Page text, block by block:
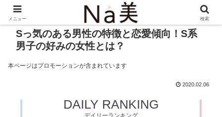
Sっ気のある男性の特徴と恋愛傾向！S系
男子の好みの女性とは？
本ページはプロモーションが含まれています
2020.02.06
DAILY RANKING
メニュー 検索